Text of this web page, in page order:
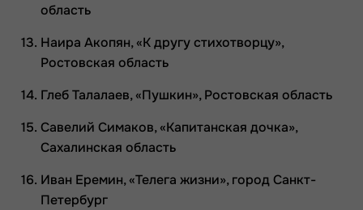
область
Наира Акопян, «К другу стихотворцу»,
Ростовская область
Глеб Талалаев, «Пушкин», Ростовская область
Савелий Симаков, «Капитанская дочка»,
Сахалинская область
Иван Еремин, «Телега жизни», город Санкт-
Петербург